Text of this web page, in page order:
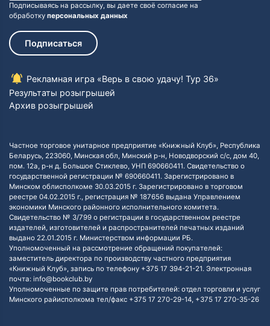
Подписываясь на рассылку, вы даете своё согласие на
обработку персональных данных
Подписаться
Рекламная игра «Верь в свою удачу! Тур 36»
Результаты розыгрышей
Архив розыгрышей
Частное торговое унитарное предприятие «Книжный Клуб», Республика
Беларусь, 223060, Минская обл, Минский р-н, Новодворский с/с, дом 40,
пом. 12а, р-н д. Большое Стиклево, УНП 690660411. Свидетельство о
государственной регистрации № 690660411. Зарегистрировано в
Минском облисполкоме 30.03.2015 г. Зарегистрировано в торговом
реестре 04.02.2015 г., регистрация № 187656 выдана Управлением
экономики Минского районного исполнительного комитета.
Свидетельство № 3/799 о регистрации в государственном реестре
издателей, изготовителей и распространителей печатных изданий
выдано 22.01.2015 г. Министерством информации РБ.
Уполномоченный на рассмотрение обращений покупателей:
заместитель директора по производству частного предприятия
«Книжный Клуб», запись по телефону +375 17 394-21-21. Электронная
почта: info@bookclub.by
Уполномоченные по защите прав потребителей: отдел торговли и услуг
Минского райисполкома тел/факс +375 17 270-29-14, +375 17 270-35-26